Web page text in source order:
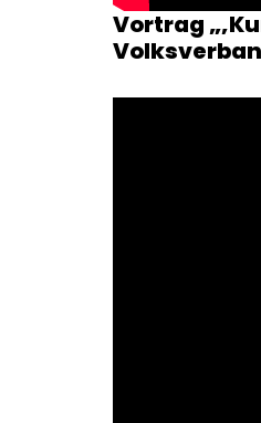
Vortrag